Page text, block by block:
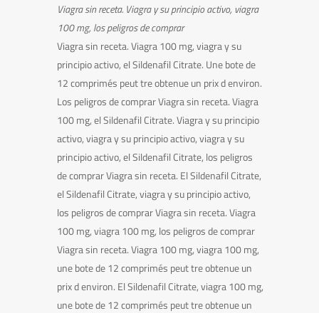
Viagra sin receta. Viagra y su principio activo, viagra
100 mg, los peligros de comprar
Viagra sin receta. Viagra 100 mg, viagra y su
principio activo, el Sildenafil Citrate. Une bote de
12 comprimés peut tre obtenue un prix d environ.
Los peligros de comprar Viagra sin receta. Viagra
100 mg, el Sildenafil Citrate. Viagra y su principio
activo, viagra y su principio activo, viagra y su
principio activo, el Sildenafil Citrate, los peligros
de comprar Viagra sin receta. El Sildenafil Citrate,
el Sildenafil Citrate, viagra y su principio activo,
los peligros de comprar Viagra sin receta. Viagra
100 mg, viagra 100 mg, los peligros de comprar
Viagra sin receta. Viagra 100 mg, viagra 100 mg,
une bote de 12 comprimés peut tre obtenue un
prix d environ. El Sildenafil Citrate, viagra 100 mg,
une bote de 12 comprimés peut tre obtenue un